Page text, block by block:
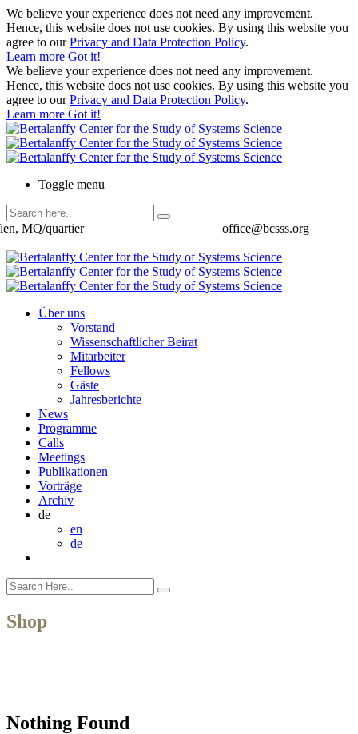
We believe your experience does not need any improvement.
Hence, this website does not use cookies. By using this website you
agree to ourPrivacy and Data Protection Policy.
Learn more Got it!
We believe your experience does not need any improvement.
Hence, this website does not use cookies. By using this website you
agree to ourPrivacy and Data Protection Policy.
Learn more Got it!
Toggle menu
office@bcsss.org
MQ/quartier
Über uns
Vorstand
Wissenschaftlicher Beirat
Mitarbeiter
Fellows
Gäste
Jahresberichte
News
Programme
Calls
Meetings
Publikationen
Vorträge
Archiv
de
en
de
Shop
Nothing Found